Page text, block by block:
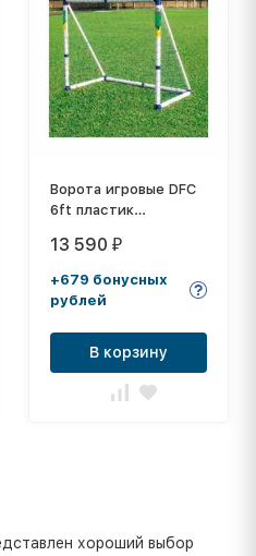
Ворота игровые DFC
6ft пластик
13 590 ₽
+679 бонусных
рублей
В корзину
хороший выбор